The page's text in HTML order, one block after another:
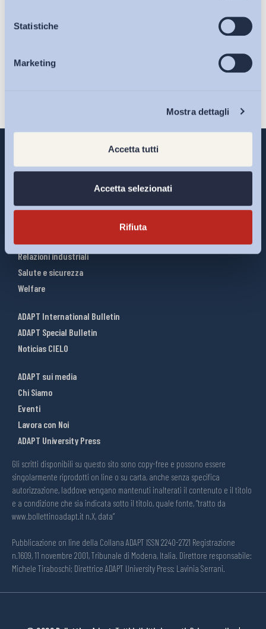
Statistiche
Marketing
Mostra dettagli
Accetta tutti
Accetta selezionati
Rifiuta
Osservatori
Eventi
Ho letto e Accetto il trattamento dei dati personali descritti
sulla pagina della
Infografiche
Relazioni industriali
Salute e sicurezza
Welfare
ADAPT International Bulletin
ADAPT Special Bulletin
Noticias CIELO
ADAPT sui media
Chi Siamo
Eventi
Lavora con Noi
ADAPT University Press
Gli scritti disponibili su questo sito sono copy-free e possono essere
singolarmente riprodotti on line o su carta, anche senza specifica
autorizzazione, laddove vengano mantenuti inalterati il contenuto e il titolo
e a condizione che sia indicata sotto il titolo, quale fonte, “tratto da
www.bollettinoadapt.it n.X, data“
Pubblicazione on line della Collana ADAPT ISSN 2240-2721 Registrazione
n.1609, 11 novembre 2001, Tribunale di Modena, Italia. Direttore responsabile:
Michele Tiraboschi; Direttrice ADAPT University Press: Lavinia Serrani.